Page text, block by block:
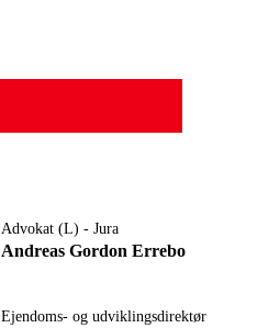
Advokat (L) - Jura
Andreas Gordon Errebo
Ejendoms- og udviklingsdirektør